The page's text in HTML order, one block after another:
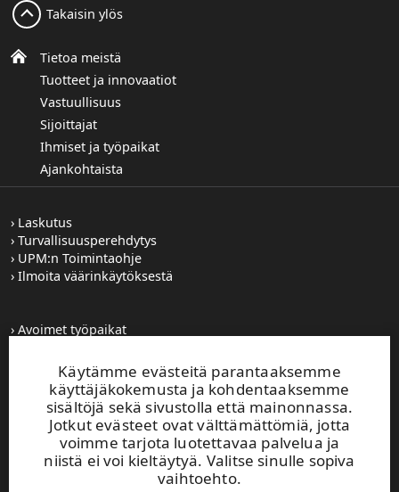
Käytämme evästeitä parantaaksemme
käyttäjäkokemusta ja kohdentaaksemme
sisältöjä sekä sivustolla että mainonnassa.
Jotkut evästeet ovat välttämättömiä, jotta
voimme tarjota luotettavaa palvelua ja
niistä ei voi kieltäytyä. Valitse sinulle sopiva
vaihtoehto.
Tietoa meistä
Tuotteet ja innovaatiot
Vastuullisuus
Sijoittajat
Ihmiset ja työpaikat
Ajankohtaista
Takaisin ylös
Laskutus
Turvallisuusperehdytys
UPM:n Toimintaohje
Ilmoita väärinkäytöksestä
Avoimet työpaikat
Tilaa tiedotteet
Toiminta-alueemme
UPM Vaihde
0204 15 111
Tämä sivusto on suojattu reCAPTCHA-palvelun